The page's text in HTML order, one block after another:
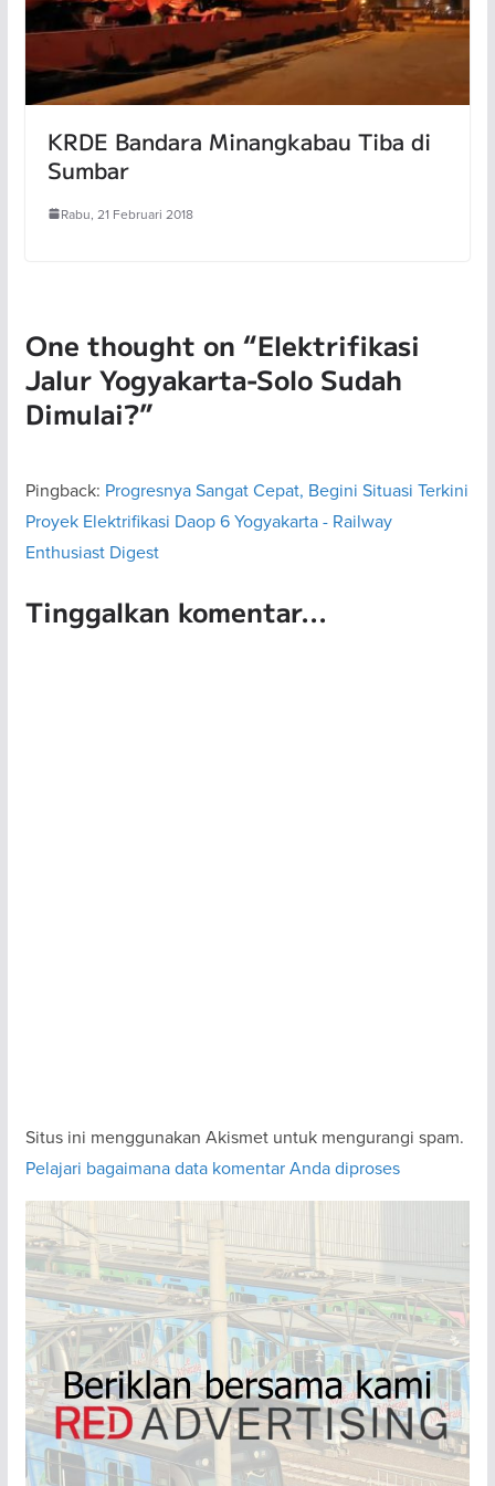
KRDE Bandara Minangkabau Tiba di
Sumbar
Rabu, 21 Februari 2018
One thought on “Elektrifikasi
Jalur Yogyakarta-Solo Sudah
Dimulai?”
Pingback: Progresnya Sangat Cepat, Begini Situasi Terkini
Proyek Elektrifikasi Daop 6 Yogyakarta - Railway
Enthusiast Digest
Tinggalkan komentar...
Situs ini menggunakan Akismet untuk mengurangi spam.
Pelajari bagaimana data komentar Anda diproses